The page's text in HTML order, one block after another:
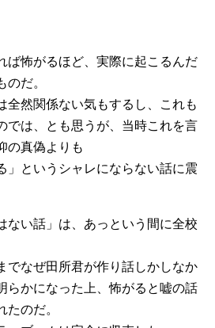
ば怖がるほど、実際に起こるんだ
のだ。
全然関係ない気もするし、これも
では、とも思うが、当時これを言
の真偽よりも
」というシャレにならない話に震
ない話」は、あっという間に全校
でなぜ田所君が作り話しかしなか
らかになった上、怖がると嘘の話
たのだ。